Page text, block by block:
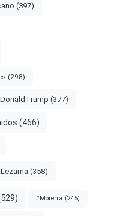
(397)
(298)
(377)
(466)
(358)
#Morena (245)